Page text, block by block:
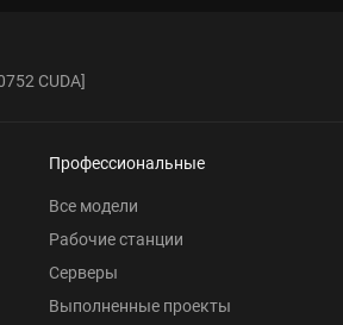
CUDA]
Профессиональные
Все модели
Рабочие станции
Серверы
Выполненные проекты